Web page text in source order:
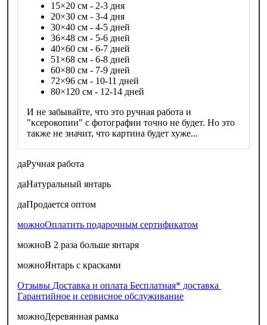
15×20 см - 2-3 дня
20×30 см - 3-4 дня
30×40 см - 4-5 дней
36×48 см - 5-6 дней
40×60 см - 6-7 дней
51×68 см - 6-8 дней
60×80 см - 7-9 дней
72×96 см - 10-11 дней
80×120 см - 12-14 дней
И не забывайте, что это ручная работа и
"ксерокопии" с фотографии точно не будет. Но это
также не значит, что картина будет хуже...
даРучная работа
даНатуральный янтарь
даПродается оптом
можноОплатить подарочным сертификатом
можноВ 2 раза больше янтаря
можноЯнтарь с красками
Отзывы Доставка и оплата Бесплатная* доставка
Гарантийное и сервисное обслуживание
можноДеревянная рамка